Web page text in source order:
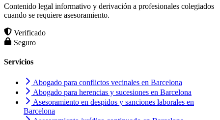
Contenido legal informativo y derivación a profesionales colegiados
cuando se requiere asesoramiento.
Verificado
Seguro
Servicios
Abogado para conflictos vecinales en Barcelona
Abogado para herencias y sucesiones en Barcelona
Asesoramiento en despidos y sanciones laborales en
Barcelona